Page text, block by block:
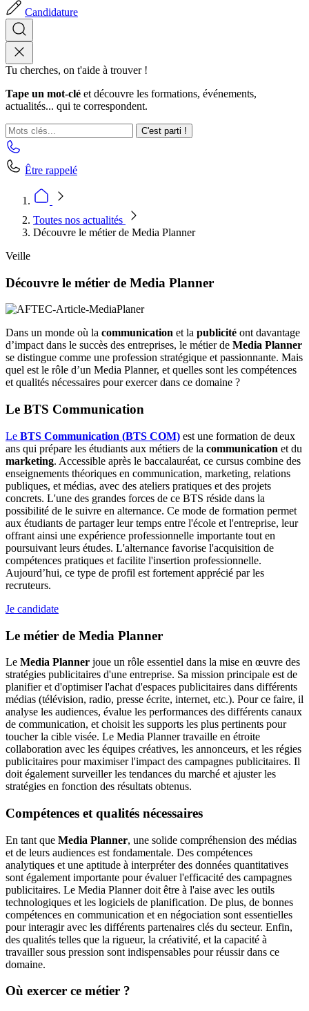
Candidature
Tu cherches, on t'aide à trouver !
Tape un mot-clé et découvre les formations, événements,
actualités... qui te correspondent.
C'est parti !
Être rappelé
Toutes nos actualités
Découvre le métier de Media Planner
Veille
Découvre le métier de Media Planner
Dans un monde où la communication et la publicité ont davantage
d’impact dans le succès des entreprises, le métier de Media Planner
se distingue comme une profession stratégique et passionnante. Mais
quel est le rôle d’un Media Planner, et quelles sont les compétences
et qualités nécessaires pour exercer dans ce domaine ?
Le BTS Communication
Le BTS Communication (BTS COM) est une formation de deux
ans qui prépare les étudiants aux métiers de la communication et du
marketing. Accessible après le baccalauréat, ce cursus combine des
enseignements théoriques en communication, marketing, relations
publiques, et médias, avec des ateliers pratiques et des projets
concrets. L'une des grandes forces de ce BTS réside dans la
possibilité de le suivre en alternance. Ce mode de formation permet
aux étudiants de partager leur temps entre l'école et l'entreprise, leur
offrant ainsi une expérience professionnelle importante tout en
poursuivant leurs études. L'alternance favorise l'acquisition de
compétences pratiques et facilite l'insertion professionnelle.
Aujourd’hui, ce type de profil est fortement apprécié par les
recruteurs.
Je candidate
Le métier de Media Planner
Le Media Planner joue un rôle essentiel dans la mise en œuvre des
stratégies publicitaires d'une entreprise. Sa mission principale est de
planifier et d'optimiser l'achat d'espaces publicitaires dans différents
médias (télévision, radio, presse écrite, internet, etc.). Pour ce faire, il
analyse les audiences, évalue les performances des différents canaux
de communication, et choisit les supports les plus pertinents pour
toucher la cible visée. Le Media Planner travaille en étroite
collaboration avec les équipes créatives, les annonceurs, et les régies
publicitaires pour maximiser l'impact des campagnes publicitaires. Il
doit également surveiller les tendances du marché et ajuster les
stratégies en fonction des résultats obtenus.
Compétences et qualités nécessaires
En tant que Media Planner, une solide compréhension des médias
et de leurs audiences est fondamentale. Des compétences
analytiques et une aptitude à interpréter des données quantitatives
sont également importante pour évaluer l'efficacité des campagnes
publicitaires. Le Media Planner doit être à l'aise avec les outils
technologiques et les logiciels de planification. De plus, de bonnes
compétences en communication et en négociation sont essentielles
pour interagir avec les différents partenaires clés du secteur. Enfin,
des qualités telles que la rigueur, la créativité, et la capacité à
travailler sous pression sont indispensables pour réussir dans ce
domaine.
Où exercer ce métier ?